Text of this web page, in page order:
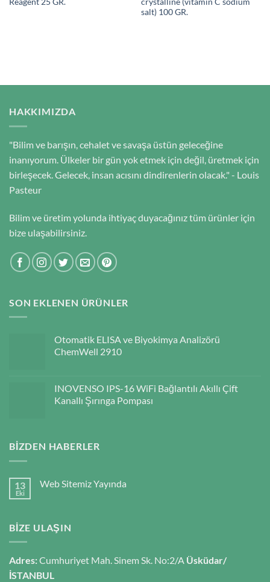
Reagent 25 GR.
crystalline (vitamin C sodium
salt) 100 GR.
HAKKIMIZDA
"Bilim ve barışın, cehalet ve savaşa üstün geleceğine
inanıyorum. Ülkeler bir gün yok etmek için değil, üretmek için
birleşecek. Gelecek, insan acısını dindirenlerin olacak." - Louis
Pasteur
Bilim ve üretim yolunda ihtiyaç duyacağınız tüm ürünler için
bize ulaşabilirsiniz.
SON EKLENEN ÜRÜNLER
Otomatik ELISA ve Biyokimya Analizörü
ChemWell 2910
INOVENSO IPS-16 WiFi Bağlantılı Akıllı Çift
Kanallı Şırınga Pompası
BIZDEN HABERLER
13
Eki
Web Sitemiz Yayında
BIZE ULAŞIN
Adres:Cumhuriyet Mah. Sinem Sk. No:2/A Üsküdar/
İSTANBUL